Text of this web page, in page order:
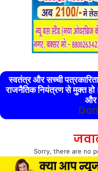
स्वतंत्र और सच्ची
राजनैतिक नियंत्रण से मुक्त
और
Sorry, there are no